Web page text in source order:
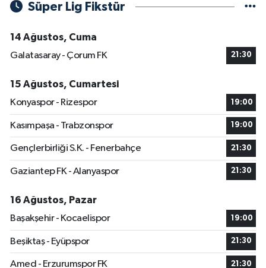
Süper Lig Fikstür
14 Ağustos, Cuma
Galatasaray - Çorum FK
21:30
15 Ağustos, Cumartesi
Konyaspor - Rizespor
19:00
Kasımpaşa - Trabzonspor 19:00
Gençlerbirliği S.K. - Fenerbahçe 21:30
Gaziantep FK - Alanyaspor 21:30
16 Ağustos, Pazar
Başakşehir - Kocaelispor
19:00
Beşiktaş - Eyüpspor 21:30
Amed - Erzurumspor FK 21:30